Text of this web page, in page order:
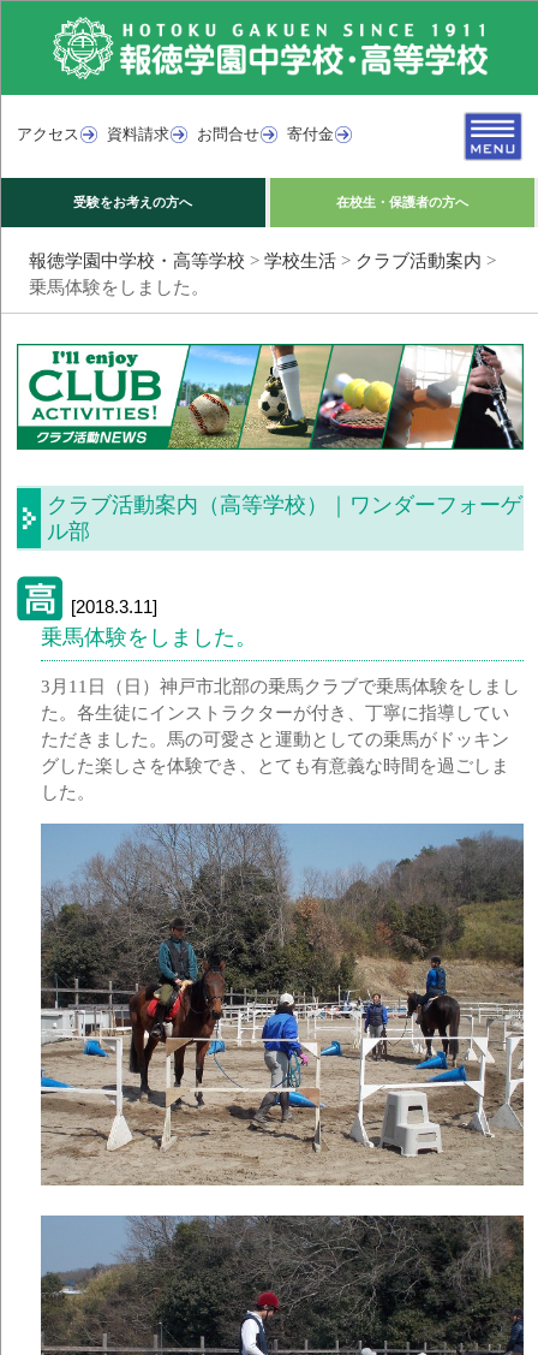
アクセス 資料請求 お問合せ 寄付金
受験をお考えの方へ 在校生・保護者の方へ
報徳学園中学校・高等学校 > 学校生活> クラブ活動案内 >
乗馬体験をしました。
クラブ活動案内（高等学校）｜ワンダーフォーゲ
ル部
[2018.3.11]
乗馬体験をしました。
3月11日（日）神戸市北部の乗馬クラブで乗馬体験をしまし
た。各生徒にインストラクターが付き、丁寧に指導してい
ただきました。馬の可愛さと運動としての乗馬がドッキン
グした楽しさを体験でき、とても有意義な時間を過ごしま
した。